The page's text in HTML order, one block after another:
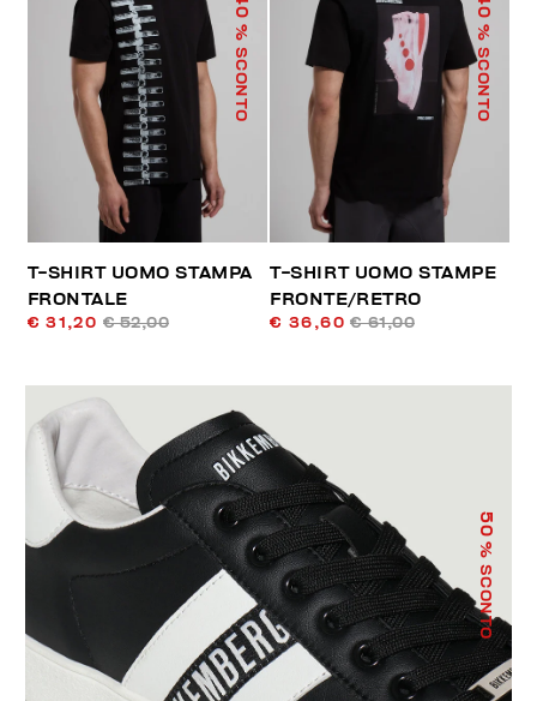
% SCONTO
T-SHIRT UOMO STAMPA
FRONTALE
€ 31,20 € 52,00
% SCONTO
T-SHIRT UOMO STAMPE
FRONTE/RETRO
€ 36,60 € 61,00
50
% SCONTO